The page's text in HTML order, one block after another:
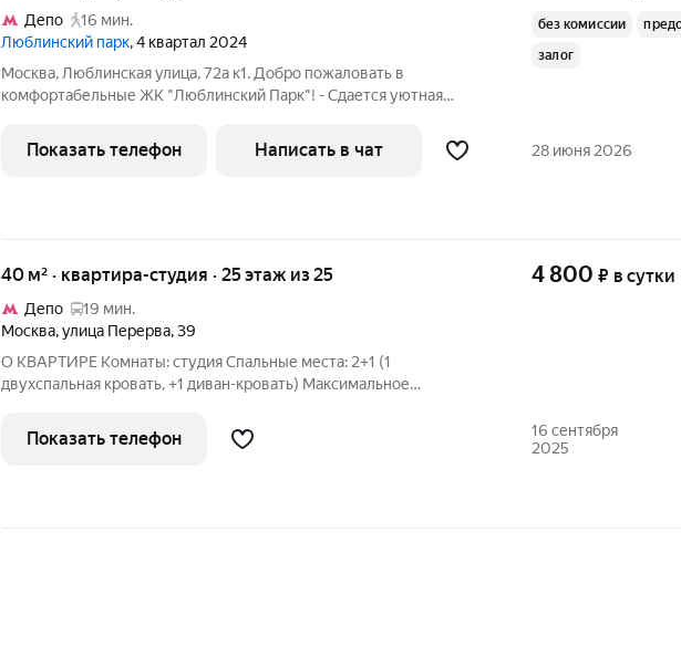
Депо
16 мин.
Люблинский парк, 4 квартал 2024
Москва, Люблинская улица, 72а к1. Добро пожаловать в
комфортабельные ЖК "Люблинский Парк"! - Сдается уютная
вce нeoбxодимое, для вашего комфортного пpoживaния: -
Teлeвизoр co смарт TB. -
без комиссии
залог
Показать телефон Написать в чат 28 июня 2026
40 м² · квартира-студия · 25 этаж из 25
Депо
19 мин.
Москва,улица Перерва,39
О КВАРТИРЕ Комнаты: студия Спальные места: 2+1 (1
двухспальная кровать, +1 диван-кровать) Максимальное
теплая. Кухня ОБОРУДОВАНА бытовой техникой. Пол: ламинат. С/
у раздельный/ в плитке.
4 800 ₽ в сутки
Показать телефон
16 сентября
2025